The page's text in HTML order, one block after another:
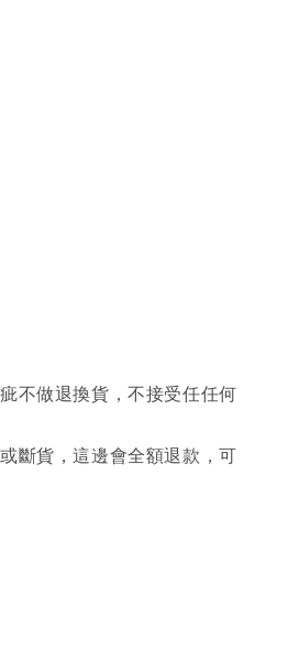
不做退換貨，不接受任任何
斷貨，這邊會全額退款，可